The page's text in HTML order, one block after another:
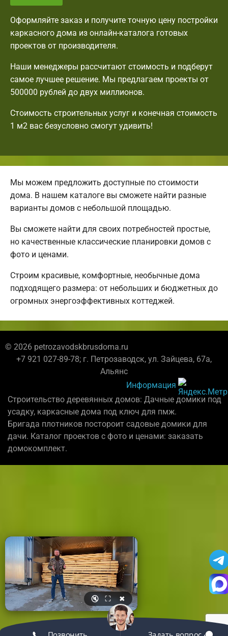
Оформляйте заказ и получите точную цену постройки
каркасного дома из онлайн-каталога готовых
проектов от производителя.
Наши менеджеры рассчитают стоимость и подберут
самое лучшее решение. Мы предлагаем проекты от
500000 рублей до двух миллионов.
Стоимость строительных услуг и конечная стоимость
1 м2 вас безусловно смогут удивить!
Мы можем предложить доступные по стоимости
дома. В нашем каталоге вы сможете найти разные
варианты домов с небольшой площадью.
Вы сможете найти для своих потребностей простые,
но качественные классические планировки домов с
фото и ценами.
Строим красивые, комфортные, необычные дома
подходящего размера: от небольших и бюджетных до
огромных энергоэффективных коттеджей.
© 2026 petrozavodskbrusdoma.ru
+7 921 027-89-78; г. Петрозаводск, ул. Зайцева, 67а,
Альянс
Информация
Строительство деревянных домов: Дачные домики под
усадку, каркасные дома под ключ для пмж.
Бригада плотников постороит садовые домики для
дачи. Каталог проектов с фото и ценами: заказать
домокомплект.
🔇 ⛶ ✖